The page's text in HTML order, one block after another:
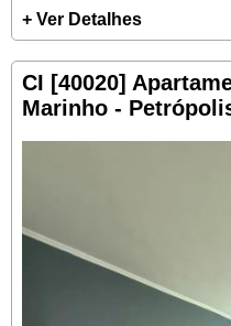
+ Ver Detalhes
CI [40020]
Marinho -